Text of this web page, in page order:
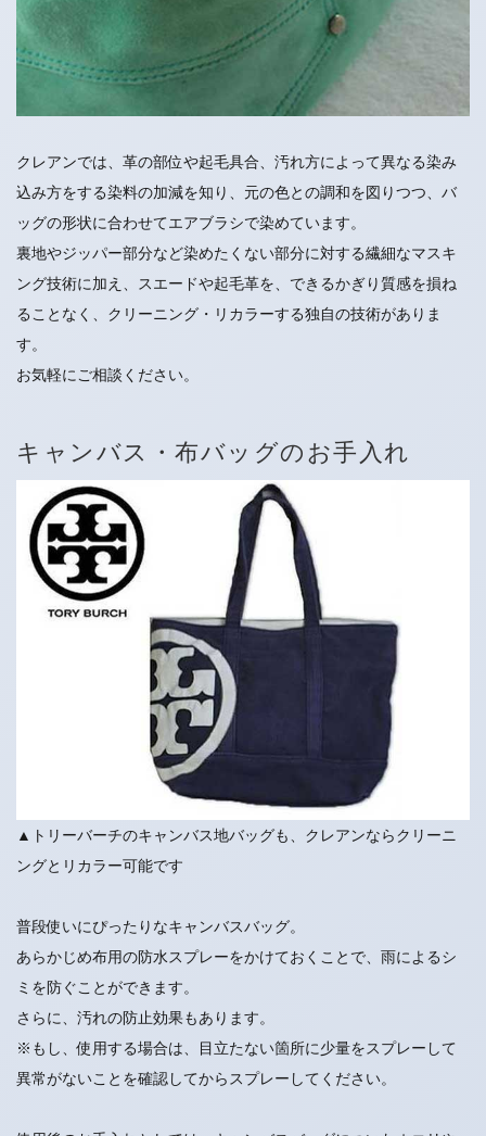
クレアンでは、革の部位や起毛具合、汚れ方によって異なる染み
込み方をする染料の加減を知り、元の色との調和を図りつつ、バ
ッグの形状に合わせてエアブラシで染めています。
裏地やジッパー部分など染めたくない部分に対する繊細なマスキ
ング技術に加え、スエードや起毛革を、できるかぎり質感を損ね
ることなく、クリーニング・リカラーする独自の技術がありま
す。
お気軽にご相談ください。
キャンバス・布バッグのお手入れ
▲トリーバーチのキャンバス地バッグも、クレアンならクリーニ
ングとリカラー可能です
普段使いにぴったりなキャンバスバッグ。
あらかじめ布用の防水スプレーをかけておくことで、雨によるシ
ミを防ぐことができます。
さらに、汚れの防止効果もあります。
※もし、使用する場合は、目立たない箇所に少量をスプレーして
異常がないことを確認してからスプレーしてください。